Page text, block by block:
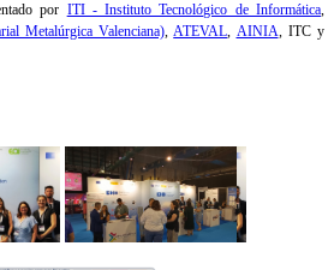
por ITI - Instituto Tecnológico de Informática,
Metalúrgica Valenciana),ATEVAL, AINIA, ITC y